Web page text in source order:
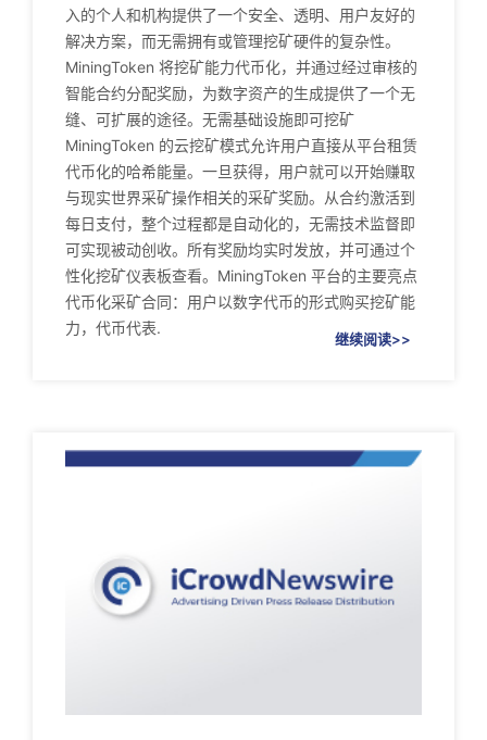
入的个人和机构提供了一个安全、透明、用户友好的
解决方案，而无需拥有或管理挖矿硬件的复杂性。
MiningToken 将挖矿能力代币化，并通过经过审核的
智能合约分配奖励，为数字资产的生成提供了一个无
缝、可扩展的途径。无需基础设施即可挖矿
MiningToken 的云挖矿模式允许用户直接从平台租赁
代币化的哈希能量。一旦获得，用户就可以开始赚取
与现实世界采矿操作相关的采矿奖励。从合约激活到
每日支付，整个过程都是自动化的，无需技术监督即
可实现被动创收。所有奖励均实时发放，并可通过个
性化挖矿仪表板查看。MiningToken 平台的主要亮点
代币化采矿合同：用户以数字代币的形式购买挖矿能
力，代币代表.
继续阅读>>